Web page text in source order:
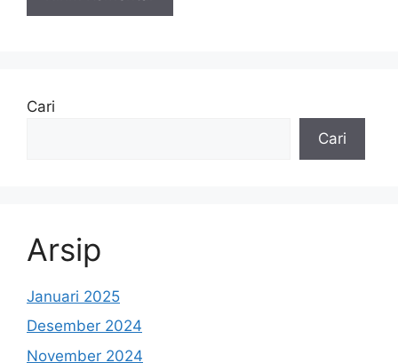
Cari
Cari
Arsip
Januari 2025
Desember 2024
November 2024